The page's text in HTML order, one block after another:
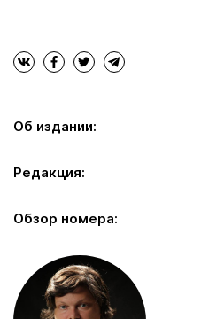
Об издании:
Редакция:
Обзор номера: